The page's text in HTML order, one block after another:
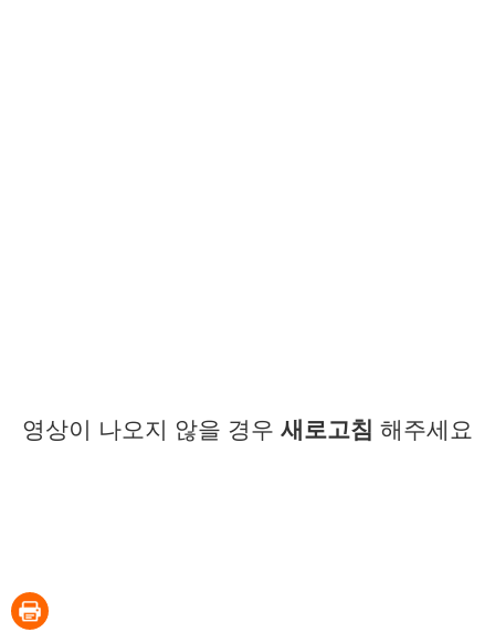
영상이 나오지 않을 경우 새로고침 해주세요